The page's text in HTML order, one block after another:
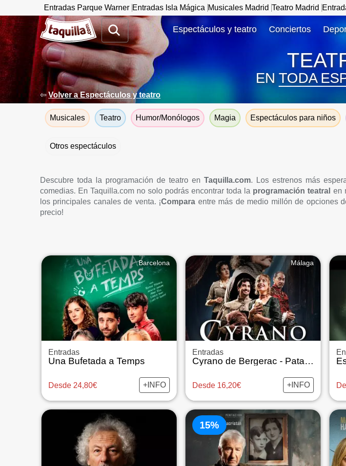
Entradas Parque Warner Entradas Isla Mágica Musicales Madrid Teatro Madrid
www.taquilla.com
Espectáculos y teatro Conciertos
ENTODA
⇦Volver a Espectáculos y teatro
Musicales Teatro Humor/Monólogos Magia Espectáculos para niños
Otros espectáculos
Descubre toda la programación de teatro en Taquilla.com. Los estrenos más
comedias. En Taquilla.com no solo podrás encontrar toda la programación teatral en
los principales canales de venta. ¡Compara entre más de medio millón de opciones
precio!
Barcelona
Entradas
Una Bufetada a Temps
Desde 24,80€ +INFO
Málaga
Entradas
Cyrano de Bergerac - Pata Teatro
Desde 16,20€ +INFO
15%